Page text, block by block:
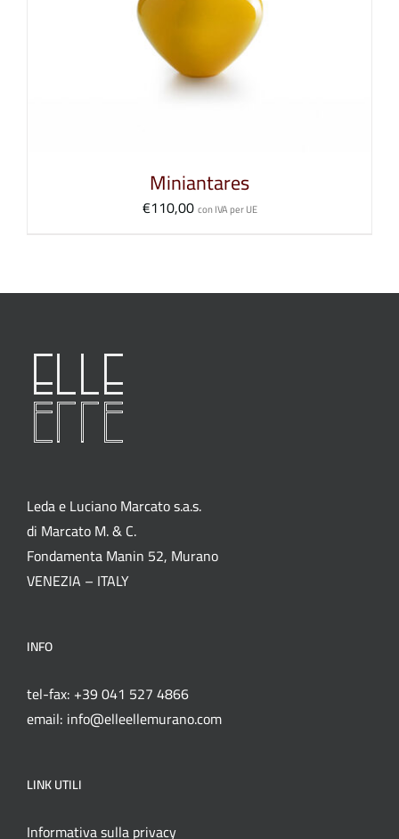
Miniantares
€110,00 con IVA per UE
Leda e Luciano Marcato s.a.s.
di Marcato M. & C.
Fondamenta Manin 52, Murano
VENEZIA – ITALY
INFO
tel-fax: +39 041 527 4866
email: info@elleellemurano.com
LINK UTILI
Informativa sulla privacy